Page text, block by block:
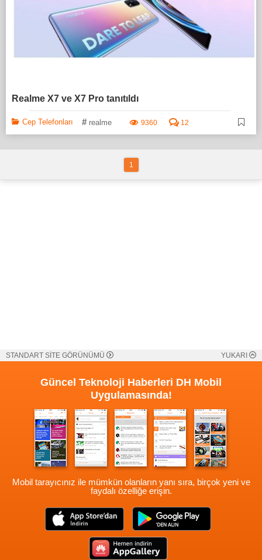
Realme X7 ve X7 Pro tanıtıldı
Cep Telefonları # realme 9360 12
1
STANDART SİTE GÖRÜNÜMÜ YUKARI
Güncel Teknoloji Haberleri DH Mobil
Uygulamasında!
Mobil tarayıcınız ile mümkün olanların yanı sıra, birçok yeni ve
faydalı özelliğe erişin.